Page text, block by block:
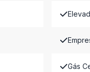
Gás